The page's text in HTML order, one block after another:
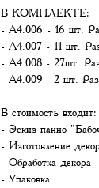
В КОМПЛЕКТЕ:
- А4.006 - 16 шт.
- А4.007 - 11 шт.
- А4.008 - 27шт.
- А4.009 - 2 шт.
В стоимость входит:
- Эскиз панно
- Изготовление
- Обработка декора
- Упаковка